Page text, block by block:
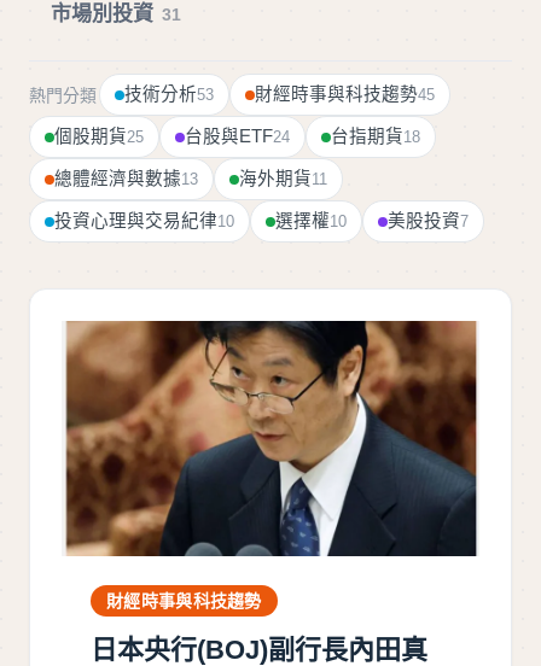
市場別投資 31
熱門分類 技術分析53 財經時事與科技趨勢45
個股期貨25 台股與ETF24 台指期貨18
總體經濟與數據13 海外期貨11
投資心理與交易紀律10 選擇權10 美股投資7
財經時事與科技趨勢
日本央行(BOJ)副行長內田真